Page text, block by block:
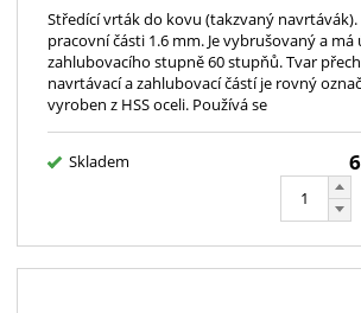
Středící vrták do kovu (takzvaný
pracovní části 1.6 mm. Je vybrušovaný a má
zahlubovacího stupně 60 stupňů. Tvar
navrtávací a zahlubovací částí je rovný
vyroben z HSS oceli. Používá se
Skladem